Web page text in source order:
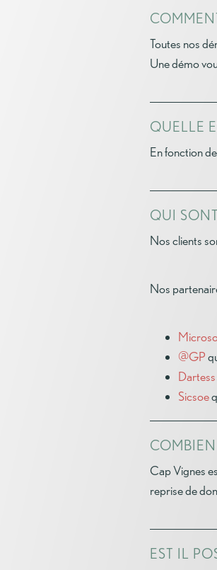
Toutes nos
Une démo
QUELLE
En fonction
QUI
Nos clients
Nos
@GP
Dartess
Sicsoe
Cap Vignes
reprise de
EST IL